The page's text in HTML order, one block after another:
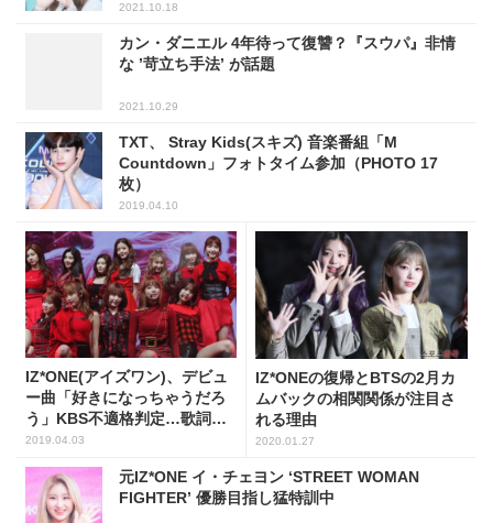
2021.10.18
カン・ダニエル 4年待って復讐？『スウパ』非情
な ’苛立ち手法’ が話題
2021.10.29
TXT、 Stray Kids(スキズ) 音楽番組「M
Countdown」フォトタイム参加（PHOTO 17
枚）
2019.04.10
IZ*ONE(アイズワン)、デビュ
ー曲「好きになっちゃうだろ
う」KBS不適格判定…歌詞全
体が日本語
2019.04.03
IZ*ONEの復帰とBTSの2月カ
ムバックの相関関係が注目さ
れる理由
2020.01.27
元IZ*ONE イ・チェヨン ‘STREET WOMAN
FIGHTER’ 優勝目指し猛特訓中